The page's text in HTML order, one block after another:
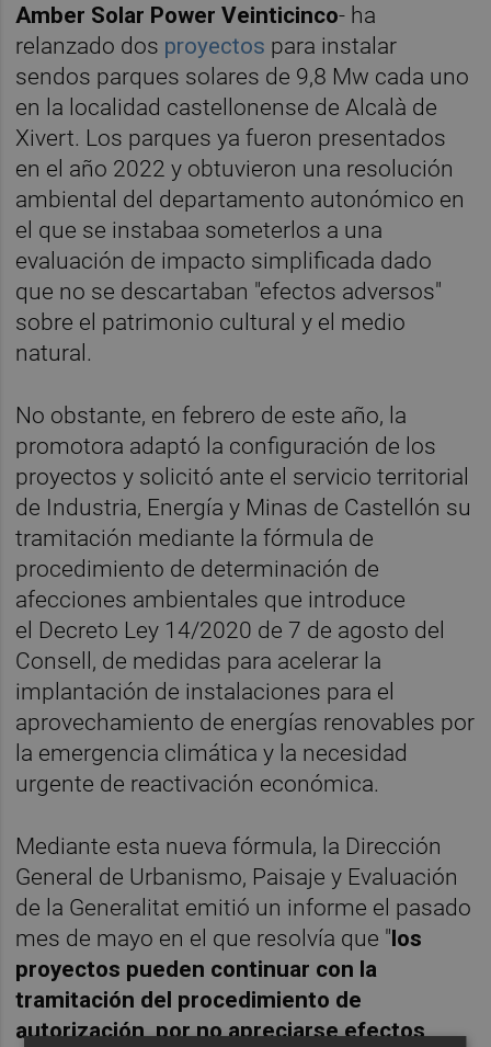
Amber Solar Power Veinticinco- ha
relanzado dos proyectos para instalar
sendos parques solares de 9,8 Mw cada uno
en la localidad castellonense de Alcalà de
Xivert. Los parques ya fueron presentados
en el año 2022 y obtuvieron una resolución
ambiental del departamento autonómico en
el que se instabaa someterlos a una
evaluación de impacto simplificada dado
que no se descartaban "efectos adversos"
sobre el patrimonio cultural y el medio
natural.
No obstante, en febrero de este año, la
promotora adaptó la configuración de los
proyectos y solicitó ante el servicio territorial
de Industria, Energía y Minas de Castellón su
tramitación mediante la fórmula de
procedimiento de determinación de
afecciones ambientales que introduce
el Decreto Ley 14/2020 de 7 de agosto del
Consell, de medidas para acelerar la
implantación de instalaciones para el
aprovechamiento de energías renovables por
la emergencia climática y la necesidad
urgente de reactivación económica.
Mediante esta nueva fórmula, la Dirección
General de Urbanismo, Paisaje y Evaluación
de la Generalitat emitió un informe el pasado
mes de mayo en el que resolvía que "los
proyectos pueden continuar con la
tramitación del procedimiento de
autorización, por no apreciarse efectos